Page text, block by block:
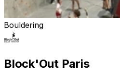
Bouldering
Block'Out Paris